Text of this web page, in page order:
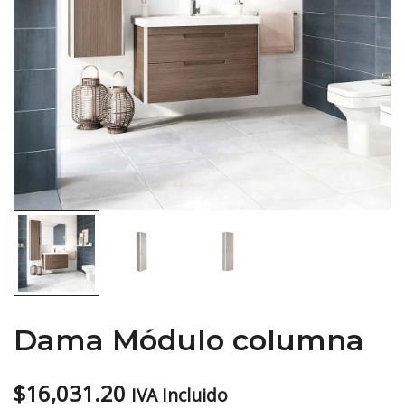
Dama Módulo columna
$16,031.20 IVA Incluido